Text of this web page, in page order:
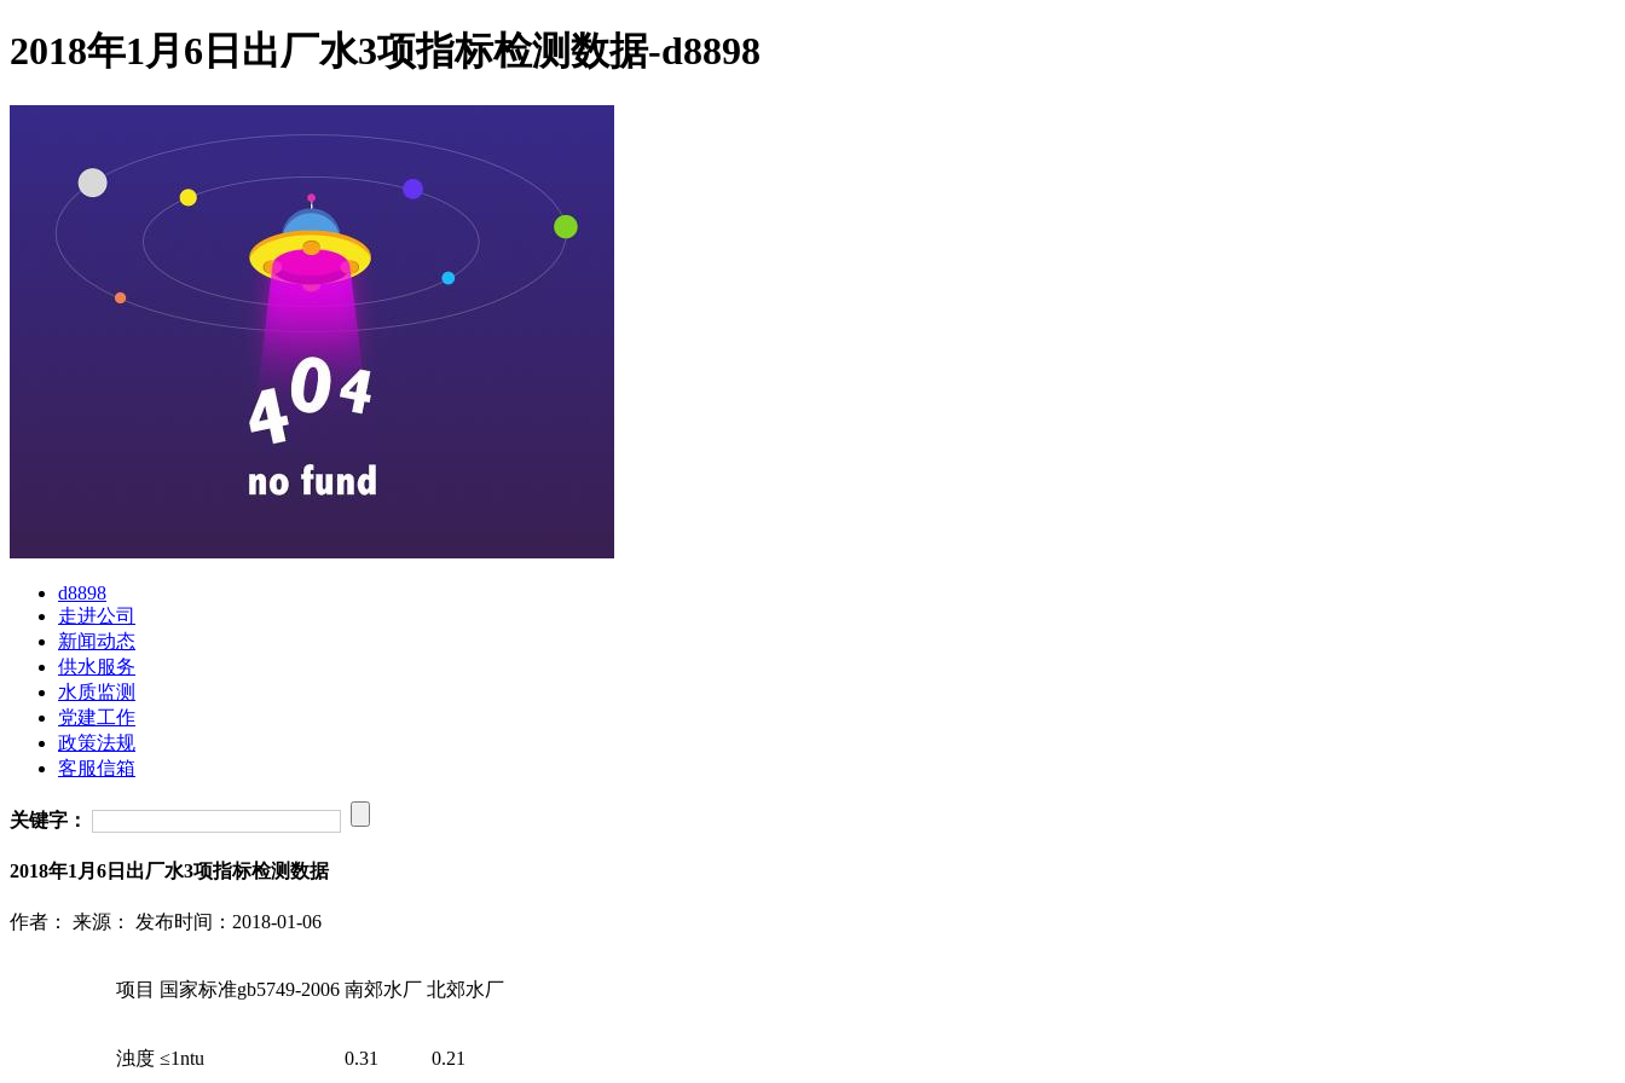
2018年1月6日出厂水3项指标检测数据-d8898
d8898
走进公司
新闻动态
供水服务
水质监测
党建工作
政策法规
客服信箱
关键字：
2018年1月6日出厂水3项指标检测数据
作者： 来源： 发布时间：2018-01-06
项目 国家标准gb5749-2006 南郊水厂 北郊水厂
浊度 ≤1ntu 0.31 0.21